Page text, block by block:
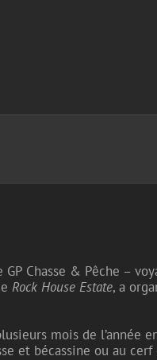
Chasse & Pêche –
Rock House Estate, a
mois de l’année
et bécassine ou au cerf